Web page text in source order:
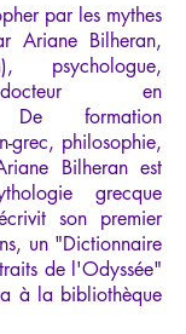
par les mythes
Ariane Bilheran,
psychologue,
en
De formation
grec, philosophie,
Bilheran est
grecque
son premier
un "Dictionnaire
de l'Odyssée"
à la bibliothèque